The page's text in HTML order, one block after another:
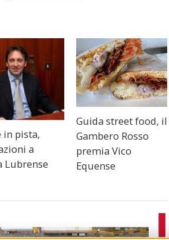
in pista,
a
Lubrense
Guida street food, il
Gambero Rosso
premia Vico
Equense